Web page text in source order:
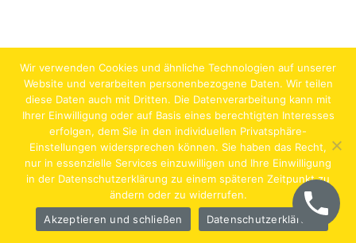
Jobs Lehrstellen Impressum AGB Datenschutz
Hentschläger Bau GmbH – A-4222 Langenstein,
Wir verwenden Cookies und ähnliche Technologien auf unserer
Website und verarbeiten personenbezogene Daten. Wir teilen
diese Daten auch mit Dritten. Die Datenverarbeitung kann mit
Ihrer Einwilligung oder auf Basis eines berechtigten Interesses
erfolgen, dem Sie in den individuellen Privatsphäre-
Einstellungen widersprechen können. Sie haben das Recht,
nur in essenzielle Services einzuwilligen und Ihre Einwilligung
in der Datenschutzerklärung zu einem späteren Zeitpunkt zu
ändern oder zu widerrufen.
Akzeptieren und schließen
Datenschutzerklärung